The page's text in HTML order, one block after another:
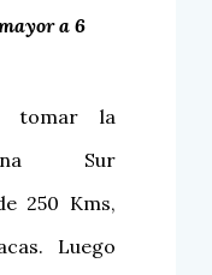
a 6
tomar la
Sur
250 Kms,
Luego